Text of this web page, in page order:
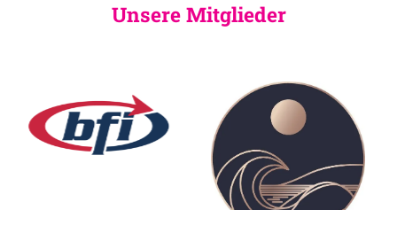
Unsere Mitglieder